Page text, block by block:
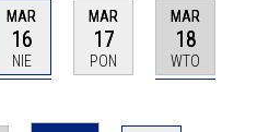
MAR
16
NIE
MAR
17
PON
MAR
18
WTO